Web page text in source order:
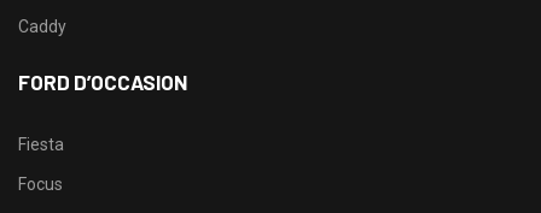
Caddy
FORD D’OCCASION
Fiesta
Focus